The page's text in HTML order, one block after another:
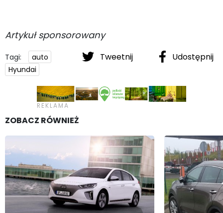
Artykuł sponsorowany
Tweetnij Udostępnij
Tagi:
auto
Hyundai
ZOBACZ RÓWNIEŻ